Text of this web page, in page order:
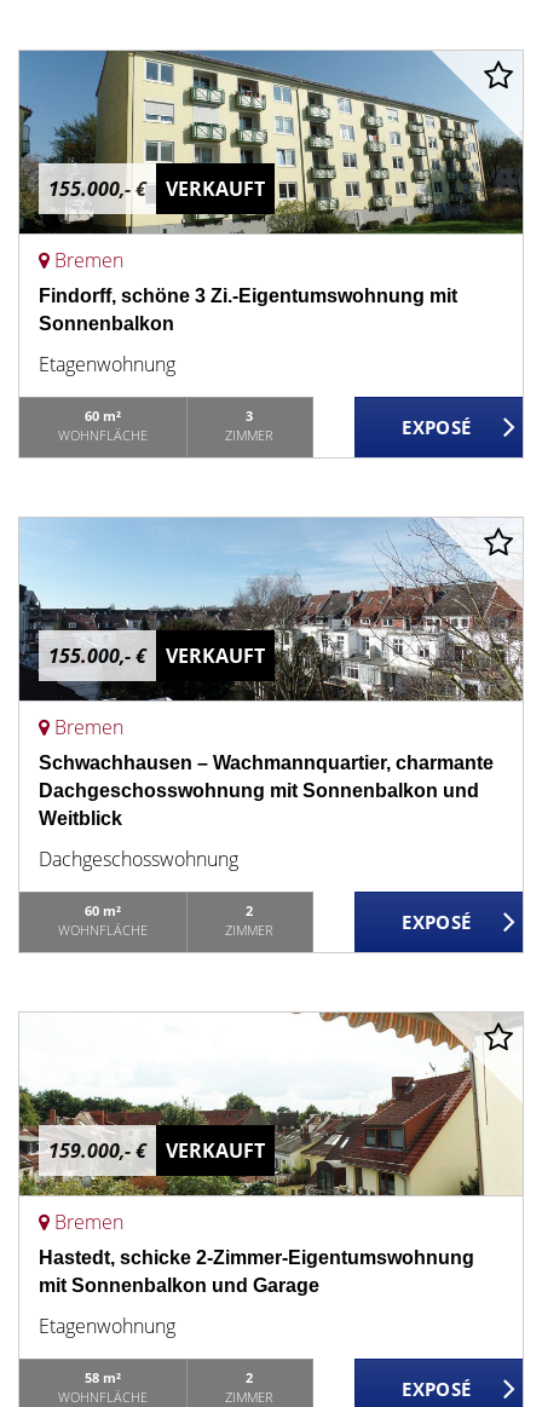
155.000,- € VERKAUFT
Bremen
Findorff, schöne 3 Zi.-Eigentumswohnung mit
Sonnenbalkon
Etagenwohnung
60 m²
WOHNFLÄCHE
3
ZIMMER
155.000,- € VERKAUFT
Bremen
Schwachhausen – Wachmannquartier, charmante
Dachgeschosswohnung mit Sonnenbalkon und
Weitblick
Dachgeschosswohnung
60 m²
WOHNFLÄCHE
2
ZIMMER
159.000,- € VERKAUFT
Bremen
Hastedt, schicke 2-Zimmer-Eigentumswohnung
mit Sonnenbalkon und Garage
Etagenwohnung
58 m²
WOHNFLÄCHE
2
ZIMMER